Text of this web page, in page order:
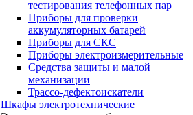
тестирования телефонных пар
Приборы для проверки
аккумуляторных батарей
Приборы для СКС
Приборы электроизмерительные
Средства защиты и малой
механизации
Трассо-дефектоискатели
Шкафы электротехнические